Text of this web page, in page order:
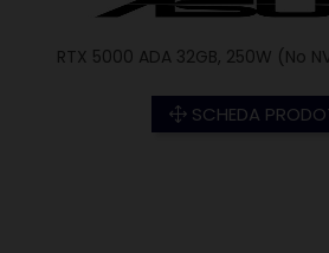
RTX 5000 ADA 32GB, 250W (No
SCHEDA